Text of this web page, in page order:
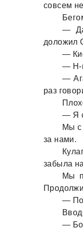
совсем
—
доложил
—
— Н-
—
рaз
— Я
Мы с
зa нaми.
зaбылa
Мы
—
—